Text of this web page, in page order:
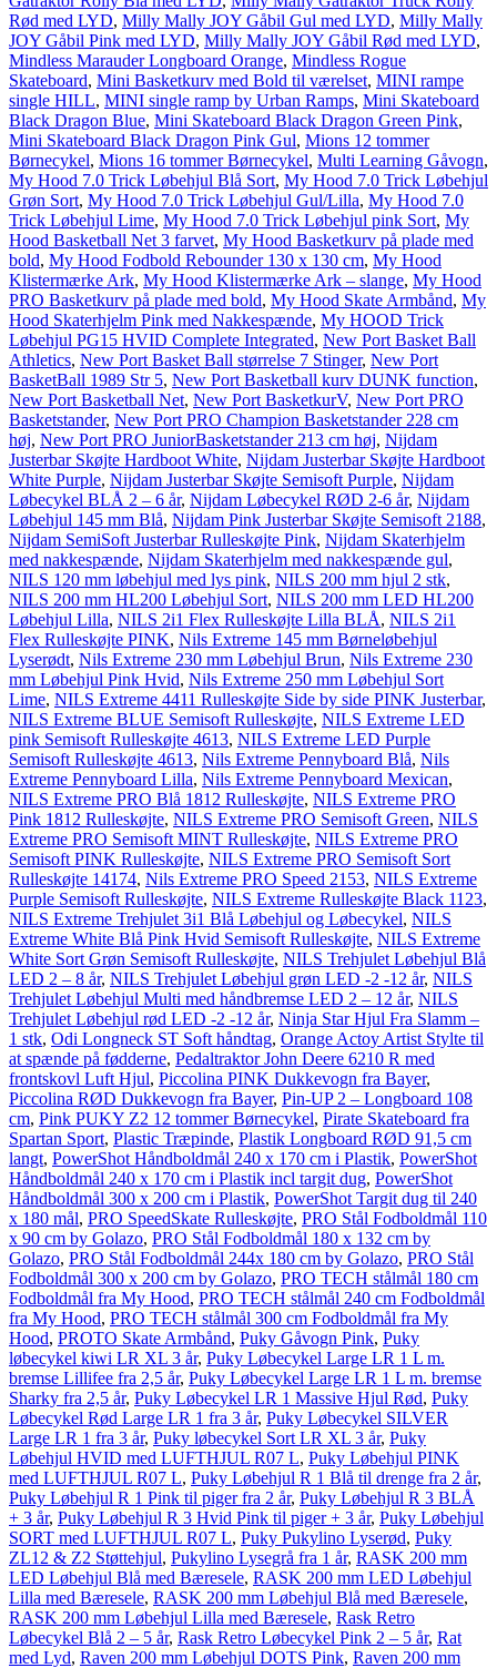
Rød med LYD, Milly Mally JOY Gåbil Gul med LYD, Milly Mally
JOY Gåbil Pink med LYD, Milly Mally JOY Gåbil Rød med LYD,
Mindless Marauder Longboard Orange, Mindless Rogue
Skateboard, Mini Basketkurv med Bold til værelset, MINI rampe
single HILL, MINI single ramp by Urban Ramps, Mini Skateboard
Black Dragon Blue, Mini Skateboard Black Dragon Green Pink,
Mini Skateboard Black Dragon Pink Gul, Mions 12 tommer
Børnecykel, Mions 16 tommer Børnecykel, Multi Learning Gåvogn,
My Hood 7.0 Trick Løbehjul Blå Sort, My Hood 7.0 Trick Løbehjul
Grøn Sort, My Hood 7.0 Trick Løbehjul Gul/Lilla, My Hood 7.0
Trick Løbehjul Lime, My Hood 7.0 Trick Løbehjul pink Sort, My
Hood Basketball Net 3 farvet, My Hood Basketkurv på plade med
bold, My Hood Fodbold Rebounder 130 x 130 cm, My Hood
Klistermærke Ark, My Hood Klistermærke Ark – slange, My Hood
PRO Basketkurv på plade med bold, My Hood Skate Armbånd, My
Hood Skaterhjelm Pink med Nakkespænde, My HOOD Trick
Løbehjul PG15 HVID Complete Integrated, New Port Basket Ball
Athletics, New Port Basket Ball størrelse 7 Stinger, New Port
BasketBall 1989 Str 5, New Port Basketball kurv DUNK function,
New Port Basketball Net, New Port BasketkurV, New Port PRO
Basketstander, New Port PRO Champion Basketstander 228 cm
høj, New Port PRO JuniorBasketstander 213 cm høj, Nijdam
Justerbar Skøjte Hardboot White, Nijdam Justerbar Skøjte Hardboot
White Purple, Nijdam Justerbar Skøjte Semisoft Purple, Nijdam
Løbecykel BLÅ 2 – 6 år, Nijdam Løbecykel RØD 2-6 år, Nijdam
Løbehjul 145 mm Blå, Nijdam Pink Justerbar Skøjte Semisoft 2188,
Nijdam SemiSoft Justerbar Rulleskøjte Pink, Nijdam Skaterhjelm
med nakkespænde, Nijdam Skaterhjelm med nakkespænde gul,
NILS 120 mm løbehjul med lys pink, NILS 200 mm hjul 2 stk,
NILS 200 mm HL200 Løbehjul Sort, NILS 200 mm LED HL200
Løbehjul Lilla, NILS 2i1 Flex Rulleskøjte Lilla BLÅ, NILS 2i1
Flex Rulleskøjte PINK, Nils Extreme 145 mm Børneløbehjul
Lyserødt, Nils Extreme 230 mm Løbehjul Brun, Nils Extreme 230
mm Løbehjul Pink Hvid, Nils Extreme 250 mm Løbehjul Sort
Lime, NILS Extreme 4411 Rulleskøjte Side by side PINK Justerbar,
NILS Extreme BLUE Semisoft Rulleskøjte, NILS Extreme LED
pink Semisoft Rulleskøjte 4613, NILS Extreme LED Purple
Semisoft Rulleskøjte 4613, Nils Extreme Pennyboard Blå, Nils
Extreme Pennyboard Lilla, Nils Extreme Pennyboard Mexican,
NILS Extreme PRO Blå 1812 Rulleskøjte, NILS Extreme PRO
Pink 1812 Rulleskøjte, NILS Extreme PRO Semisoft Green, NILS
Extreme PRO Semisoft MINT Rulleskøjte, NILS Extreme PRO
Semisoft PINK Rulleskøjte, NILS Extreme PRO Semisoft Sort
Rulleskøjte 14174, Nils Extreme PRO Speed 2153, NILS Extreme
Purple Semisoft Rulleskøjte, NILS Extreme Rulleskøjte Black 1123,
NILS Extreme Trehjulet 3i1 Blå Løbehjul og Løbecykel, NILS
Extreme White Blå Pink Hvid Semisoft Rulleskøjte, NILS Extreme
White Sort Grøn Semisoft Rulleskøjte, NILS Trehjulet Løbehjul Blå
LED 2 – 8 år, NILS Trehjulet Løbehjul grøn LED -2 -12 år, NILS
Trehjulet Løbehjul Multi med håndbremse LED 2 – 12 år, NILS
Trehjulet Løbehjul rød LED -2 -12 år, Ninja Star Hjul Fra Slamm –
1 stk, Odi Longneck ST Soft håndtag, Orange Actoy Artist Stylte til
at spænde på fødderne, Pedaltraktor John Deere 6210 R med
frontskovl Luft Hjul, Piccolina PINK Dukkevogn fra Bayer,
Piccolina RØD Dukkevogn fra Bayer, Pin-UP 2 – Longboard 108
cm, Pink PUKY Z2 12 tommer Børnecykel, Pirate Skateboard fra
Spartan Sport, Plastic Træpinde, Plastik Longboard RØD 91,5 cm
langt, PowerShot Håndboldmål 240 x 170 cm i Plastik, PowerShot
Håndboldmål 240 x 170 cm i Plastik incl targit dug, PowerShot
Håndboldmål 300 x 200 cm i Plastik, PowerShot Targit dug til 240
x 180 mål, PRO SpeedSkate Rulleskøjte, PRO Stål Fodboldmål 110
x 90 cm by Golazo, PRO Stål Fodboldmål 180 x 132 cm by
Golazo, PRO Stål Fodboldmål 244x 180 cm by Golazo, PRO Stål
Fodboldmål 300 x 200 cm by Golazo, PRO TECH stålmål 180 cm
Fodboldmål fra My Hood, PRO TECH stålmål 240 cm Fodboldmål
fra My Hood, PRO TECH stålmål 300 cm Fodboldmål fra My
Hood, PROTO Skate Armbånd, Puky Gåvogn Pink, Puky
løbecykel kiwi LR XL 3 år, Puky Løbecykel Large LR 1 L m.
bremse Lillifee fra 2,5 år, Puky Løbecykel Large LR 1 L m. bremse
Sharky fra 2,5 år, Puky Løbecykel LR 1 Massive Hjul Rød, Puky
Løbecykel Rød Large LR 1 fra 3 år, Puky Løbecykel SILVER
Large LR 1 fra 3 år, Puky løbecykel Sort LR XL 3 år, Puky
Løbehjul HVID med LUFTHJUL R07 L, Puky Løbehjul PINK
med LUFTHJUL R07 L, Puky Løbehjul R 1 Blå til drenge fra 2 år,
Puky Løbehjul R 1 Pink til piger fra 2 år, Puky Løbehjul R 3 BLÅ
+ 3 år, Puky Løbehjul R 3 Hvid Pink til piger + 3 år, Puky Løbehjul
SORT med LUFTHJUL R07 L, Puky Pukylino Lyserød, Puky
ZL12 & Z2 Støttehjul, Pukylino Lysegrå fra 1 år, RASK 200 mm
LED Løbehjul Blå med Bæresele, RASK 200 mm LED Løbehjul
Lilla med Bæresele, RASK 200 mm Løbehjul Blå med Bæresele,
RASK 200 mm Løbehjul Lilla med Bæresele, Rask Retro
Løbecykel Blå 2 – 5 år, Rask Retro Løbecykel Pink 2 – 5 år, Rat
med Lyd, Raven 200 mm Løbehjul DOTS Pink, Raven 200 mm